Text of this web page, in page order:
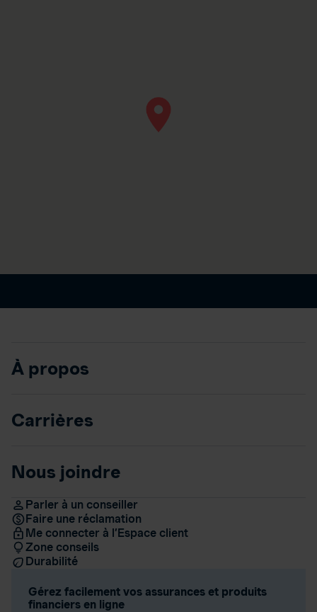
À propos
Carrières
Nous joindre
Parler à un conseiller
Faire une réclamation
Me connecter à l’Espace client
Zone conseils
Durabilité
Gérez facilement vos assurances et produits
financiers en ligne